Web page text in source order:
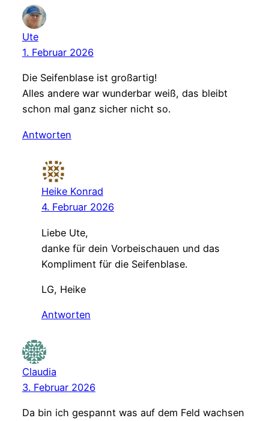
Ute
1. Februar 2026
Die Seifenblase ist großartig!
Alles andere war wunderbar weiß, das bleibt
schon mal ganz sicher nicht so.
Antworten
Heike Konrad
4. Februar 2026
Liebe Ute,
danke für dein Vorbeischauen und das
Kompliment für die Seifenblase.
LG, Heike
Antworten
Claudia
3. Februar 2026
Da bin ich gespannt was auf dem Feld wachsen